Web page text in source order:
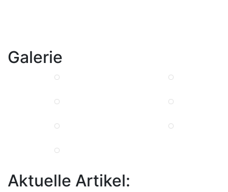
Galerie
Aktuelle Artikel: